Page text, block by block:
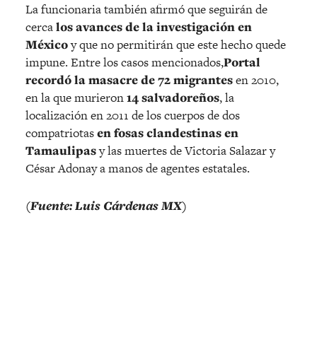
La funcionaria también afirmó que seguirán de
cercalos avances de la investigación en
Méxicoy que no permitirán que este hecho quede
impune. Entre los casos mencionados,Portal
recordó la masacre de 72 migrantesen 2010,
en la que murieron14 salvadoreños, la
localización en 2011 de los cuerpos de dos
compatriotasen fosas clandestinas en
Tamaulipasy las muertes de Victoria Salazar y
César Adonay a manos de agentes estatales.
(Fuente: Luis Cárdenas MX)